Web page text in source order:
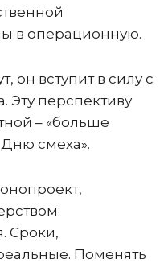
в операционную.
он вступит в силу с
Эту перспективу
– «больше
смеха».
Сроки,
Поменять